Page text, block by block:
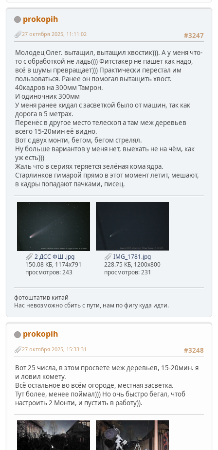
prokopih
#3247
27 октября 2025, 11:11:02
Молодец Олег. вытащил, вытащил хвостик))). А у меня что-
то с обработкой не лады))) Фитстакер не пашет как надо,
всё в шумы превращает))) Практически перестал им
пользоваться. Ранее он помогал вытащить хвост.
40кадров на 300мм Тамрон.
И одиночник 300мм
У меня ранее кидал с засветкой было от машин, так как
дорога в 5 метрах.
Перенёс в другое место телескоп а там меж деревьев
всего 15-20мин её видно.
Вот с двух монти, бегом, бегом стрелял.
Ну больше вариантов у меня нет, выехать не на чём, как
уж есть)))
Жаль что в сериях теряется зелёная кома ядра.
Старлинков гимарой прямо в этот момент летит, мешают,
в кадры попадают пачками, писец.
2 ДСС ФШ .jpg
150.08 КБ, 1174x791
просмотров: 243
IMG_1781.jpg
228.75 КБ, 1200x800
просмотров: 231
фотоштатив китай
Нас невозможно сбить с пути, нам по фигу куда идти.
prokopih
#3248
27 октября 2025, 15:33:31
Вот 25 числа, в этом просвете меж деревьев, 15-20мин. я
и ловил комету.
Всё остальное во всём огороде, местная засветка.
Тут более, менее поймал))) Но очь быстро бегал, чтоб
настроить 2 Монти, и пустить в работу)).